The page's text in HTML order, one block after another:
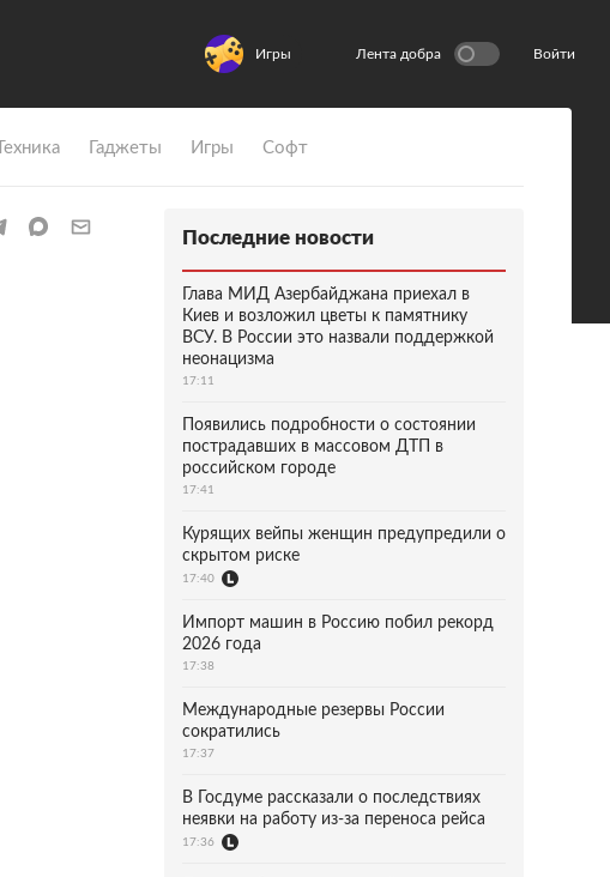
Игры Лента добра Войти
Техника Гаджеты Игры Софт
Последние новости
Глава МИД Азербайджана приехал в
Киев и возложил цветы к памятнику
ВСУ. В России это назвали поддержкой
неонацизма
17:11
Появились подробности о состоянии
пострадавших в массовом ДТП в
российском городе
17:41
Курящих вейпы женщин предупредили о
скрытом риске
17:40
Импорт машин в Россию побил рекорд
2026 года
17:38
Международные резервы России
сократились
17:37
В Госдуме рассказали о последствиях
неявки на работу из-за переноса рейса
17:36